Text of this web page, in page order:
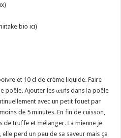
bio ici)
et 10 cl de crème liquide. Faire
poêle. Ajouter les œufs dans la poêle
avec un petit fouet par
de 5 minutes. En fin de cuisson,
de truffe et mélanger. La mienne je
elle perd un peu de sa saveur mais ça